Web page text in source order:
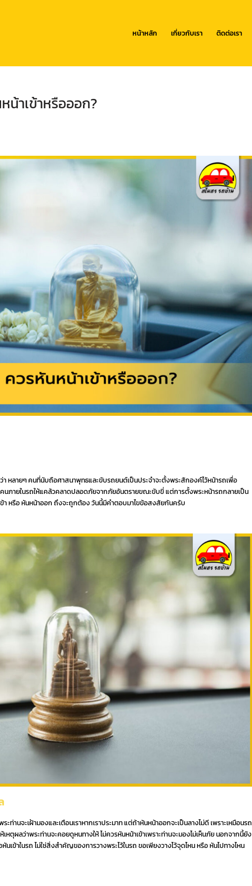
หน้าหลัก เกี่ยวกับเรา ติดต่อเรา
น้าเข้าหรือออก?
า หลายๆ คนที่นับถือศาสนาพุทธและขับรถยนต์เป็นประจำจะตั้งพระสักองค์ไว้หน้ารถเพื่อ
คนภายในรถให้แคล้วคลาดปลอดภัยจากภัยอันตรายขณะขับขี่ แต่การตั้งพระหน้ารถกลายเป็น
ข้า หรือ หันหน้าออก ถึงจะถูกต้อง วันนี้มีคำตอบมาไขข้อสงสัยกันครับ
ท่านจะเฝ้ามองและเตือนเราหากเราประมาท แต่ถ้าหันหน้าออกจะเป็นลางไม่ดี เพราะเหมือนรถ
ตุผลว่าพระท่านจะคอยดูหนทางให้ ไม่ควรหันหน้าเข้าเพราะท่านจะมองไม่เห็นภัย นอกจากนี้ยัง
เข้าในรถ ไม่ใช่สิ่งสำคัญของการวางพระไว้ในรถ ขอเพียงวางไว้จุดไหน หรือ หันไปทางไหน